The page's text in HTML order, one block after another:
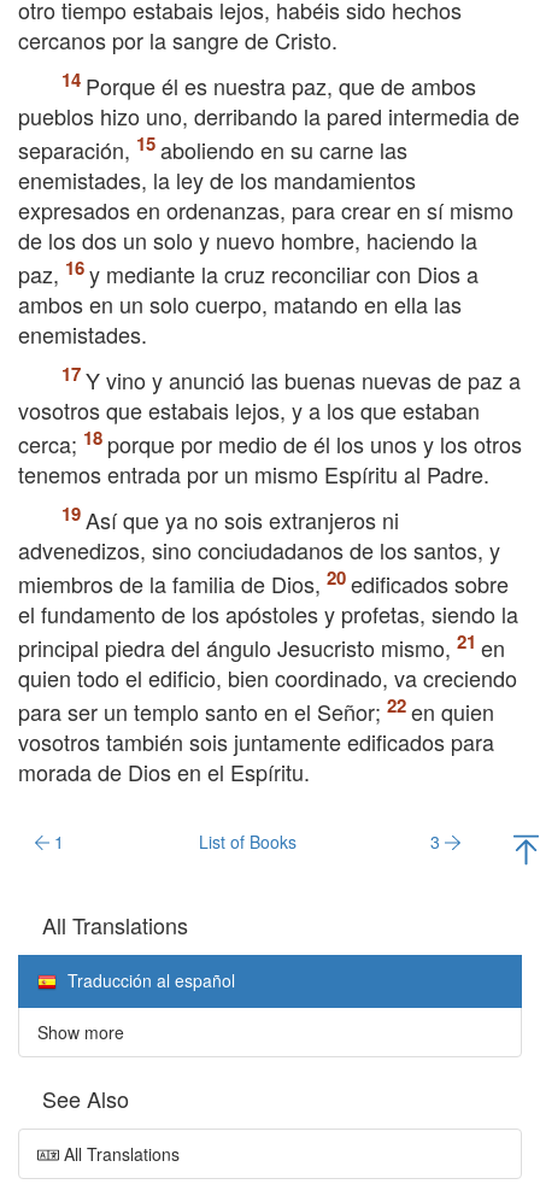
otro tiempo estabais lejos, habéis sido hechos
cercanos por la sangre de Cristo.
Porque él es nuestra paz, que de ambos
pueblos hizo uno, derribando la pared intermedia de
separación,
aboliendo en su carne las
enemistades, la ley de los mandamientos
expresados en ordenanzas, para crear en sí mismo
de los dos un solo y nuevo hombre, haciendo la
paz,
y mediante la cruz reconciliar con Dios a
ambos en un solo cuerpo, matando en ella las
enemistades.
Y vino y anunció las buenas nuevas de paz a
vosotros que estabais lejos, y a los que estaban
cerca;
porque por medio de él los unos y los otros
tenemos entrada por un mismo Espíritu al Padre.
Así que ya no sois extranjeros ni
advenedizos, sino conciudadanos de los santos, y
miembros de la familia de Dios,
edificados sobre
el fundamento de los apóstoles y profetas, siendo la
principal piedra del ángulo Jesucristo mismo,
en
quien todo el edificio, bien coordinado, va creciendo
para ser un templo santo en el Señor;
en quien
vosotros también sois juntamente edificados para
morada de Dios en el Espíritu.
1 List of Books 3
All Translations
Traducción al español
Show more
See Also
All Translations